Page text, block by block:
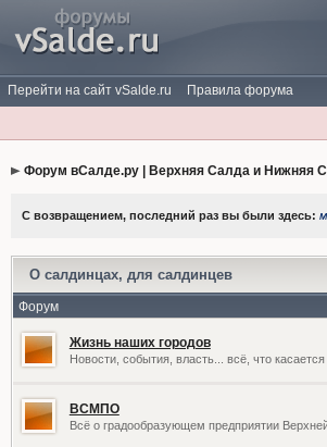
Перейти на сайт vSalde.ru Правила форума
Форум вСалде.ру | Верхняя Салда и Нижняя
С возвращением, последний раз вы были здесь:
О салдинцах, для салдинцев
Форум
Жизнь наших городов
Новости, события, власть... всё, что
ВСМПО
Всё о градообразующем предприятии